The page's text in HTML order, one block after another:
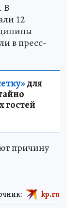
В
12
в пресс-
для
гостей
причину
kp.ru